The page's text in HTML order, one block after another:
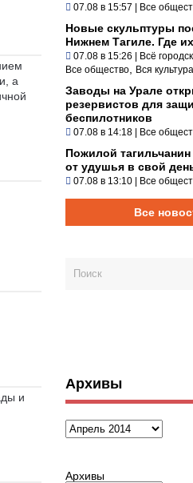
а
и
07.08 в 15:57 | Все
Новые скульптуры
Нижнем Тагиле. Где
07.08 в 15:26 | Всё
Все общество Вся культура
Заводы на Урале
резервистов для
беспилотников
07.08 в 14:18 | Все
Пожилой тагильчанин
от удушья в свой
07.08 в 13:10 | Все
Все
Архивы
Архивы
Архивы